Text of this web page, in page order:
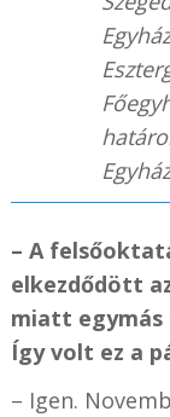
– A
elkezdődött
miatt egymás
Így volt ez a
– Igen.